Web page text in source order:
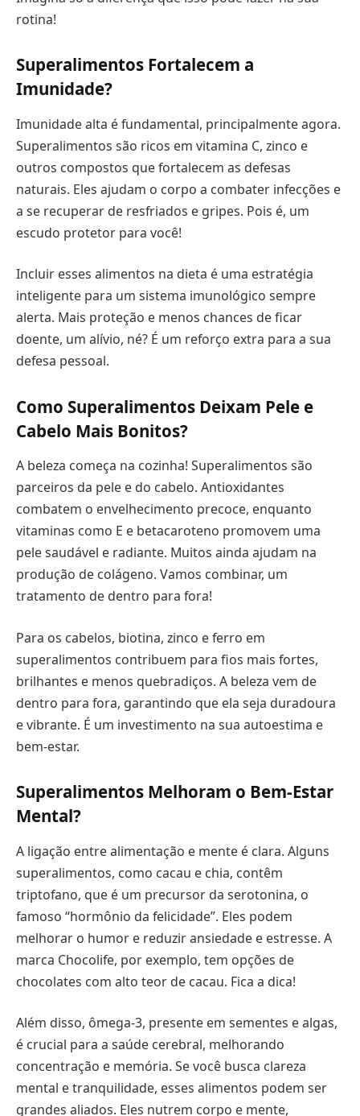
rotina!
Superalimentos Fortalecem a
Imunidade?
Imunidade alta é fundamental, principalmente agora.
Superalimentos são ricos em vitamina C, zinco e
outros compostos que fortalecem as defesas
naturais. Eles ajudam o corpo a combater infecções e
a se recuperar de resfriados e gripes. Pois é, um
escudo protetor para você!
Incluir esses alimentos na dieta é uma estratégia
inteligente para um sistema imunológico sempre
alerta. Mais proteção e menos chances de ficar
doente, um alívio, né? É um reforço extra para a sua
defesa pessoal.
Como Superalimentos Deixam Pele e
Cabelo Mais Bonitos?
A beleza começa na cozinha! Superalimentos são
parceiros da pele e do cabelo. Antioxidantes
combatem o envelhecimento precoce, enquanto
vitaminas como E e betacaroteno promovem uma
pele saudável e radiante. Muitos ainda ajudam na
produção de colágeno. Vamos combinar, um
tratamento de dentro para fora!
Para os cabelos, biotina, zinco e ferro em
superalimentos contribuem para fios mais fortes,
brilhantes e menos quebradiços. A beleza vem de
dentro para fora, garantindo que ela seja duradoura
e vibrante. É um investimento na sua autoestima e
bem-estar.
Superalimentos Melhoram o Bem-Estar
Mental?
A ligação entre alimentação e mente é clara. Alguns
superalimentos, como cacau e chia, contêm
triptofano, que é um precursor da serotonina, o
famoso “hormônio da felicidade”. Eles podem
melhorar o humor e reduzir ansiedade e estresse. A
marca Chocolife, por exemplo, tem opções de
chocolates com alto teor de cacau. Fica a dica!
Além disso, ômega-3, presente em sementes e algas,
é crucial para a saúde cerebral, melhorando
concentração e memória. Se você busca clareza
mental e tranquilidade, esses alimentos podem ser
grandes aliados. Eles nutrem corpo e mente,